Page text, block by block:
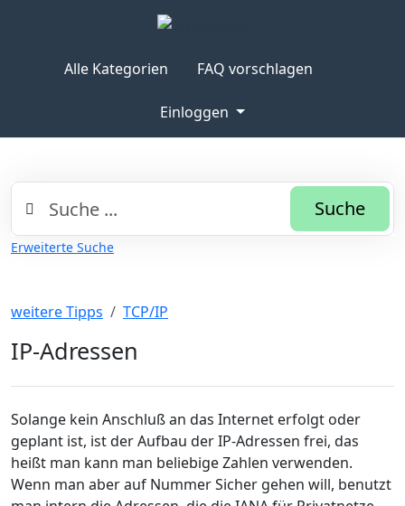
Alle Kategorien FAQ vorschlagen
Einloggen
Suche
Erweiterte Suche
weitere Tipps TCP/IP
IP-Adressen
Solange kein Anschluß an das Internet erfolgt oder
geplant ist, ist der Aufbau der IP-Adressen frei, das
heißt man kann man beliebige Zahlen verwenden.
Wenn man aber auf Nummer Sicher gehen will, benutzt